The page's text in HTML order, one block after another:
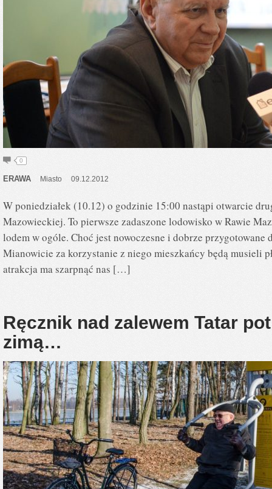
0
ERAWA Miasto 09.12.2012
W poniedziałek (10.12) o godzinie 15:00 nastąpi otwarcie
Mazowieckiej. To pierwsze zadaszone lodowisko w Rawie
lodem w ogóle. Choć jest nowoczesne i dobrze przygotowane
Mianowicie za korzystanie z niego mieszkańcy będą musieli
atrakcja ma szarpnąć nas […]
Ręcznik nad zalewem Tatar
zimą…